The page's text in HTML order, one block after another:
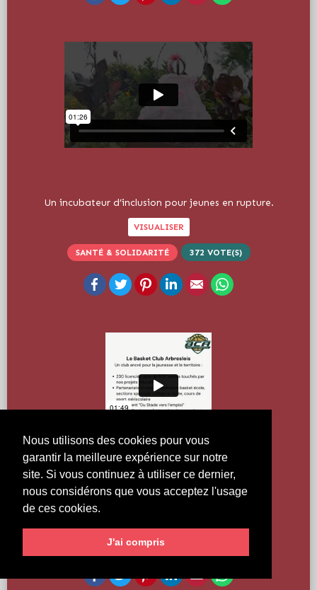
Nous utilisons des cookies pour vous
garantir la meilleure expérience sur notre
site. Si vous continuez à utiliser ce dernier,
nous considérons que vous acceptez l'usage
de ces cookies.
J'ai compris
Un incubateur d’inclusion pour jeunes en rupture.
VISUALISER
SANTÉ & SOLIDARITÉ 372 VOTE(S)
FacebookTwitter PinterestLinkedInEmail
Fond de solidarité pour accès aux sports
SANTÉ & SOLIDARITÉ